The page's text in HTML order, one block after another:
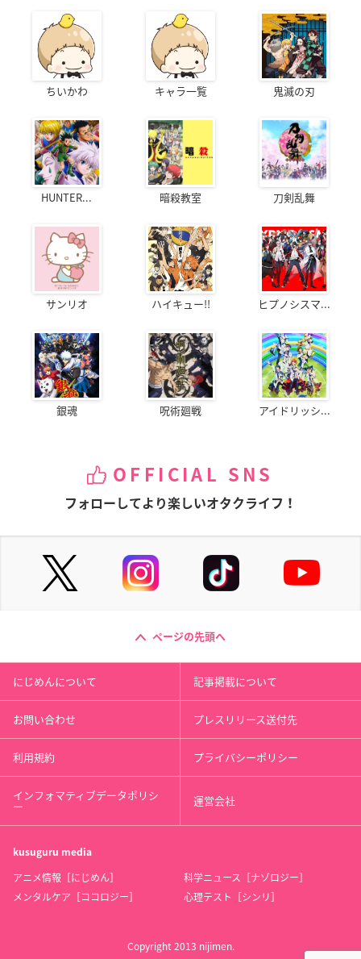
ちいかわ キャラ一覧 鬼滅の刃
HUNTER... 暗殺教室 刀剣乱舞
サンリオ ハイキュー!! ヒプノシスマ...
銀魂 呪術廻戦 アイドリッシ...
OFFICIAL SNS
フォローしてより楽しいオタクライフ！
ページの先頭へ
にじめんについて 記事掲載について
お問い合わせ プレスリリース送付先
利用規約 プライバシーポリシー
インフォマティブデータポリシ
ー 運営会社
kusuguru media
アニメ情報［にじめん］
科学ニュース［ナゾロジー］
メンタルケア［ココロジー］
心理テスト［シンリ］
Copyright 2013 nijimen.